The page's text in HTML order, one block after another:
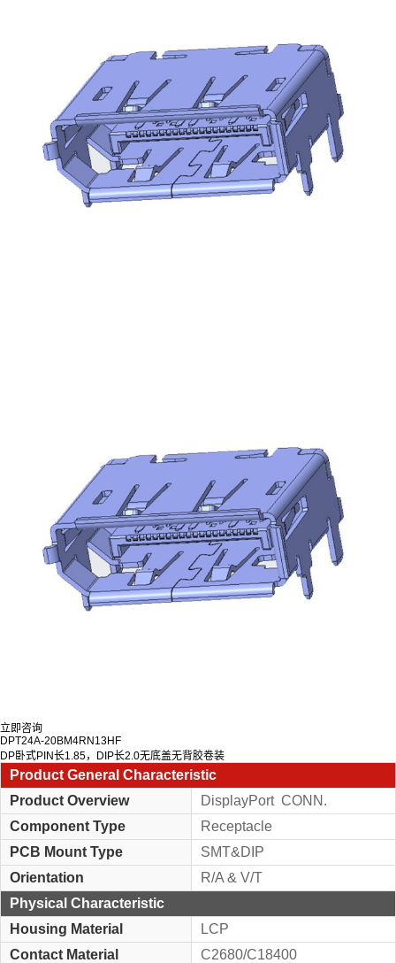
立即咨询
DPT24A-20BM4RN13HF
DP卧式PIN长1.85，DIP长2.0无底盖无背胶卷装
Product General Characteristic
Product Overview
DisplayPort CONN.
Component Type
Receptacle
PCB Mount Type
SMT&DIP
Orientation
R/A & V/T
Physical Characteristic
Housing Material
LCP
Contact Material
C2680/C18400